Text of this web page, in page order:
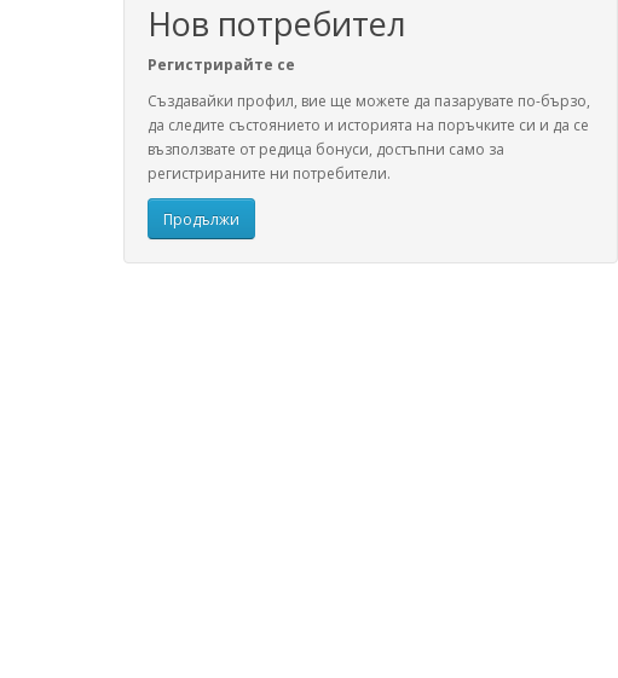
Нов потребител
Регистрирайте се
Създавайки профил, вие ще можете да пазарувате по-бързо,
да следите състоянието и историята на поръчките си и да се
възползвате от редица бонуси, достъпни само за
регистрираните ни потребители.
Продължи